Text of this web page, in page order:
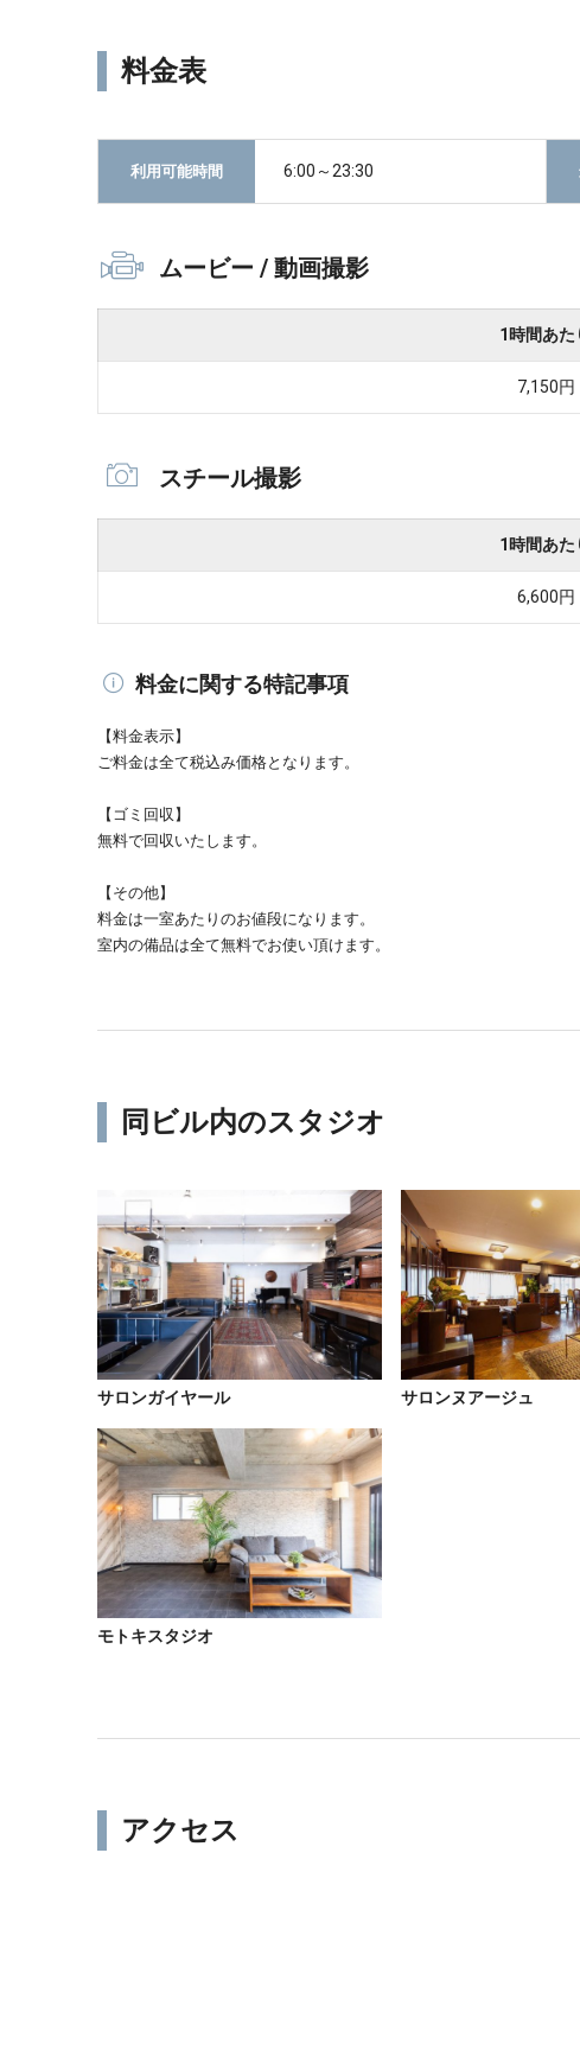
料金表
利用可能時間 6:00～23:30
ムービー / 動画撮影
1時間あた
7,150円
スチール撮影
1時間あた
6,600円
料金に関する特記事項
【料金表示】
ご料金は全て税込み価格となります。
【ゴミ回収】
無料で回収いたします。
【その他】
料金は一室あたりのお値段になります。
室内の備品は全て無料でお使い頂けます。
同ビル内のスタジオ
サロンガイヤール サロンヌアージュ
モトキスタジオ
アクセス